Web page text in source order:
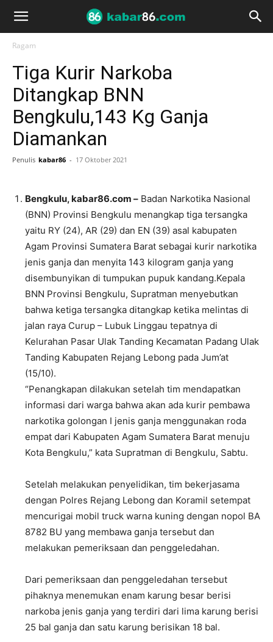
Ragam
Tiga Kurir Narkoba
Ditangkap BNN
Bengkulu,143 Kg Ganja
Diamankan
Penulis kabar86 - 17 Oktober 2021
Bengkulu, kabar86.com – Badan Narkotika Nasional
(BNN) Provinsi Bengkulu menangkap tiga tersangka
yaitu RY (24), AR (29) dan EN (39) asal kabupaten
Agam Provinsi Sumatera Barat sebagai kurir narkotika
jenis ganja dan menyita 143 kilogram ganja yang
disembunyikan di tumpukan pupuk kandang.Kepala
BNN Provinsi Bengkulu, Supratman menyebutkan
bahwa ketiga tersangka ditangkap ketika melintas di
jalan raya Curup – Lubuk Linggau tepatnya di
Kelurahan Pasar Ulak Tanding Kecamatan Padang Ulak
Tanding Kabupaten Rejang Lebong pada Jum’at
(15/10).
“Penangkapan dilakukan setelah tim mendapatkan
informasi dari warga bahwa akan ada kurir pembawa
narkotika golongan I jenis ganja menggunakan roda
empat dari Kabupaten Agam Sumatera Barat menuju
Kota Bengkulu,” kata Supratman di Bengkulu, Sabtu.
Setelah melakukan penyelidikan, tim bekerjasama
dengan Polres Rejang Lebong dan Koramil setempat
mencurigai mobil truck warna kuning dengan nopol BA
8782 BU yang membawa ganja tersebut dan
melakukan pemeriksaan dan penggeledahan.
Dari pemeriksaan dan penggeledahan tersebut
pihaknya menemukan enam karung besar berisi
narkoba jenis ganja yang terdiri dari lima karung berisi
25 bal ganja dan satu karung berisikan 18 bal.